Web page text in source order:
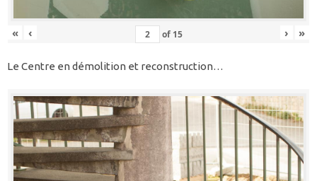
« ‹ of 15 › »
Le Centre en démolition et reconstruction…